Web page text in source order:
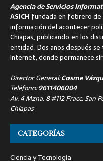
Agencia de Servicios
ASICH fundada en febrero de
información del acontecer
Chiapas, publicando en los
entidad. Dos años después
internet, donde permanece
Director General:Cosme
Teléfono:9611406004
Av. 4 Mzna. 8 #112 Fracc. San
Chiapas
CATEGORÍAS
Ciencia y Tecnología